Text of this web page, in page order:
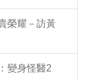
榮耀－訪黃
變身怪醫2